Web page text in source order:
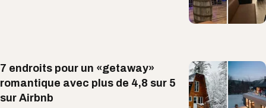
7 endroits pour un «getaway»
romantique avec plus de 4,8 sur 5
sur Airbnb